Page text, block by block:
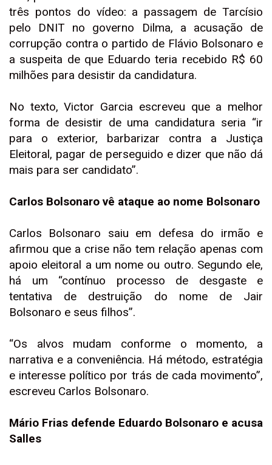
três pontos do vídeo: a passagem de Tarcísio
pelo DNIT no governo Dilma, a acusação de
corrupção contra o partido de Flávio Bolsonaro e
a suspeita de que Eduardo teria recebido R$ 60
milhões para desistir da candidatura.
No texto, Victor Garcia escreveu que a melhor
forma de desistir de uma candidatura seria “ir
para o exterior, barbarizar contra a Justiça
Eleitoral, pagar de perseguido e dizer que não dá
mais para ser candidato”.
Carlos Bolsonaro vê ataque ao nome Bolsonaro
Carlos Bolsonaro saiu em defesa do irmão e
afirmou que a crise não tem relação apenas com
apoio eleitoral a um nome ou outro. Segundo ele,
há um “contínuo processo de desgaste e
tentativa de destruição do nome de Jair
Bolsonaro e seus filhos”.
“Os alvos mudam conforme o momento, a
narrativa e a conveniência. Há método, estratégia
e interesse político por trás de cada movimento”,
escreveu Carlos Bolsonaro.
Mário Frias defende Eduardo Bolsonaro e acusa
Salles